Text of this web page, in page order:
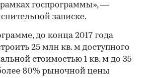
госпрограммы», —
записке.
до конца 2017 года
25 млн кв. м доступного
стоимостью 1 кв. м до 35
80% рыночной цены